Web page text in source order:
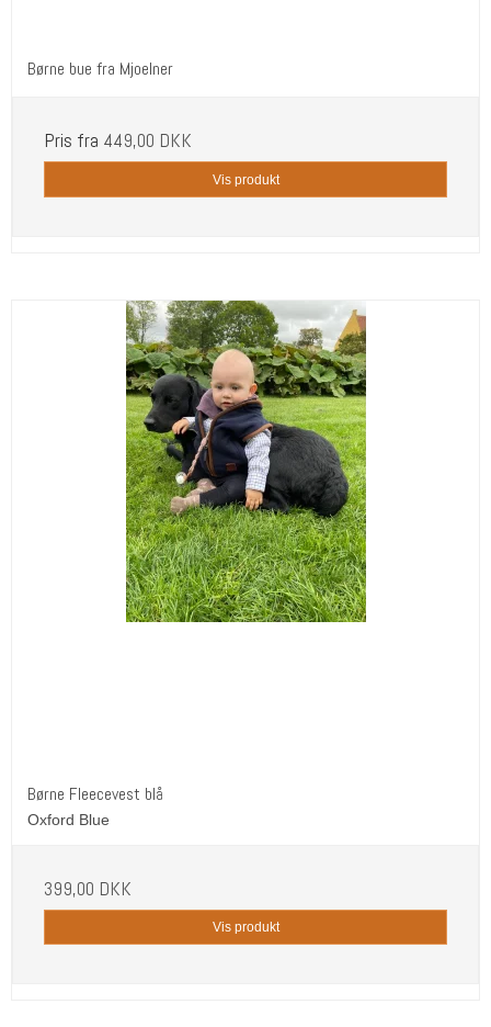
Børne bue fra Mjoelner
Pris fra 449,00 DKK
Vis produkt
Børne Fleecevest blå
Oxford Blue
399,00 DKK
Vis produkt